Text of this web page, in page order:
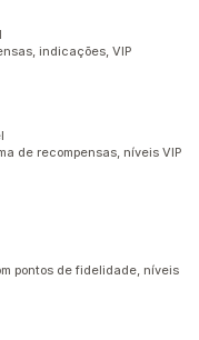
indicações, VIP
de recompensas, níveis VIP
pontos de fidelidade, níveis